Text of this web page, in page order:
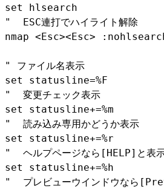
set hlsearch
" ESC連打でハイライト解除
nmap <Esc><Esc>
" ファイル名表示
set statusline=%F
" 変更チェック表示
set statusline+=%m
" 読み込み専用かどうか表示
set statusline+=%r
" ヘルプページなら[HELP]と表
set statusline+=%h
" プレビューウインドウなら